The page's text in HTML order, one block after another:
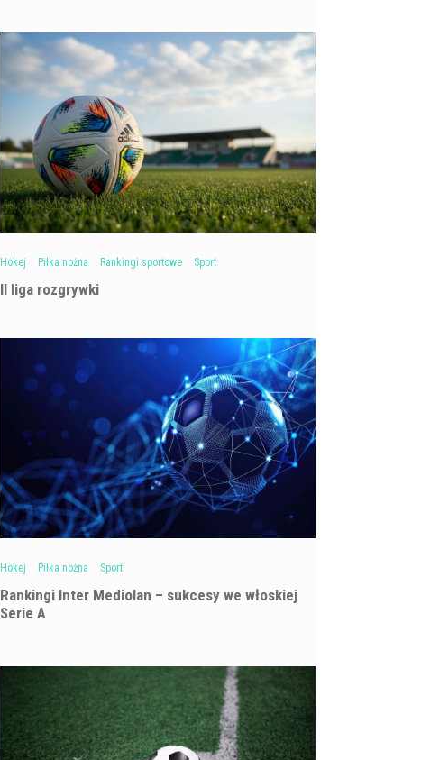
Hokej Piłka nożna Rankingi sportowe Sport
II liga rozgrywki
Hokej Piłka nożna Sport
Rankingi Inter Mediolan – sukcesy we włoskiej
Serie A